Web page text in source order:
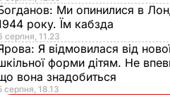
Ми опинилися в
року. Їм кабзда
серпня, 11.23
Я відмовилася від
форми дітям. Не
вона знадобиться
серпня, 18.13